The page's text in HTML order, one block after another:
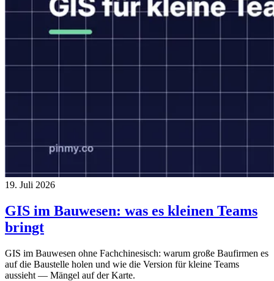
19. Juli 2026
GIS im Bauwesen: was es kleinen Teams
bringt
GIS im Bauwesen ohne Fachchinesisch: warum große Baufirmen es
auf die Baustelle holen und wie die Version für kleine Teams
aussieht — Mängel auf der Karte.